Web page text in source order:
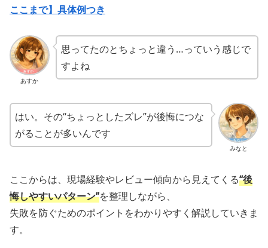
ここまで】具体例つき
あすか
思ってたのとちょっと違う…っていう感じで
すよね
みなと
はい。その“ちょっとしたズレ”が後悔につな
がることが多いんです
ここからは、現場経験やレビュー傾向から見えてくる“後
悔しやすいパターン”を整理しながら、
失敗を防ぐためのポイントをわかりやすく解説していきま
す。